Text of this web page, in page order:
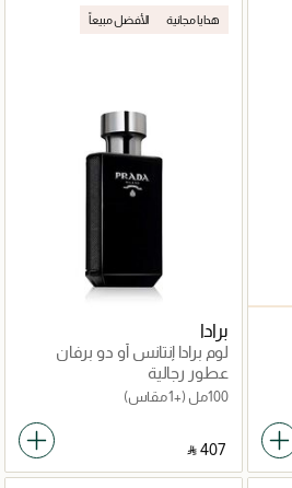
هدايا مجانية الأفضل مبيعاً
برادا
لوم برادا إنتانس أو دو برفان
عطور رجالية
100مل (+1 مقاس)
‎ ⃁ ⁦407⁩ ‎